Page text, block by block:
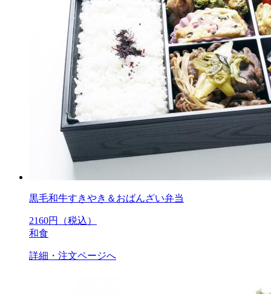
黒毛和牛すきやき＆おばんざい弁当
2160円（税込）
和食
詳細・注文ページへ